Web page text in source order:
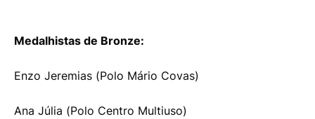
Medalhistas de Bronze:
Enzo Jeremias (Polo Mário Covas)
Ana Júlia (Polo Centro Multiuso)